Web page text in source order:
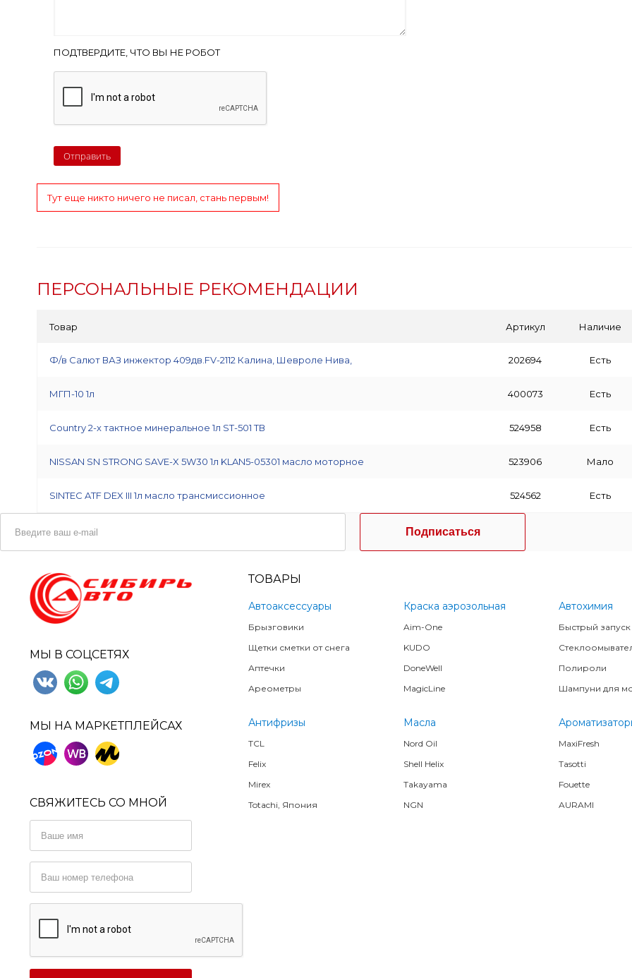
ПОДТВЕРДИТЕ, ЧТО ВЫ НЕ РОБОТ
Тут еще никто ничего не писал, стань первым!
ПЕРСОНАЛЬНЫЕ РЕКОМЕНДАЦИИ
Товар Артикул Наличие
Ф/в Салют ВАЗ инжектор 409дв.FV-2112 Калина, Шевроле Нива, 202694 Есть
МГП-10 1л 400073 Есть
Country 2-х тактное минеральное 1л ST-501 ТВ 524958 Есть
NISSAN SN STRONG SAVE-X 5W30 1л KLAN5-05301 масло моторное 523906 Мало
SINTEC ATF DEX III 1л масло трансмиссионное 524562 Есть
Подписаться
МЫ В СОЦСЕТЯХ
МЫ НА МАРКЕТПЛЕЙСАХ
СВЯЖИТЕСЬ СО МНОЙ
ТОВАРЫ
Автоаксессуары
Брызговики
Щетки сметки от снега
Аптечки
Ареометры
Краска аэрозольная
Aim-One
KUDO
DoneWell
MagicLine
Автохимия
Быстрый запуск
Полироли
Шампуни для
Антифризы
TCL
Felix
Mirex
Totachi, Япония
Масла
Nord Oil
Shell Helix
Takayama
NGN
MaxiFresh
Tasotti
Fouette
AURAMI